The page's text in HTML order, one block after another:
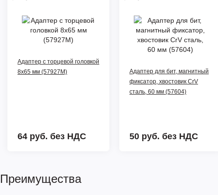
Адаптер с торцевой головкой
8x65 мм (57927М)
64 руб. без НДС
Адаптер для бит, магнитный
фиксатор, хвостовик CrV
сталь, 60 мм (57604)
50 руб. без НДС
Преимущества